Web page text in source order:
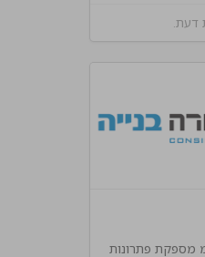
דעת.
מספקת פתרונות